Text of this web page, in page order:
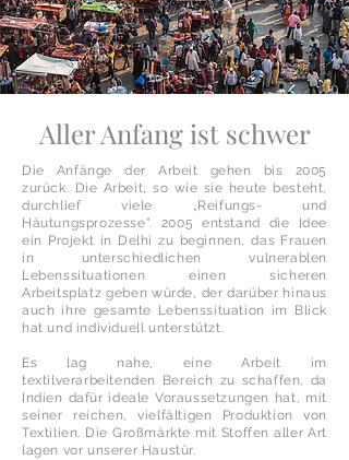
Stadt.
Aller Anfang ist schwer
Die Anfänge der Arbeit gehen bis 2005
zurück. Die Arbeit, so wie sie heute besteht,
durchlief viele „Reifungs- und
Häutungsprozesse“. 2005 entstand die Idee
ein Projekt in Delhi zu beginnen, das Frauen
in unterschiedlichen vulnerablen
Lebenssituationen einen sicheren
Arbeitsplatz geben würde, der darüber hinaus
auch ihre gesamte Lebenssituation im Blick
hat und individuell unterstützt.
Es lag nahe, eine Arbeit im
textilverarbeitenden Bereich zu schaffen, da
Indien dafür ideale Voraussetzungen hat, mit
seiner reichen, vielfältigen Produktion von
Textilien. Die Großmärkte mit Stoffen aller Art
lagen vor unserer Haustür.